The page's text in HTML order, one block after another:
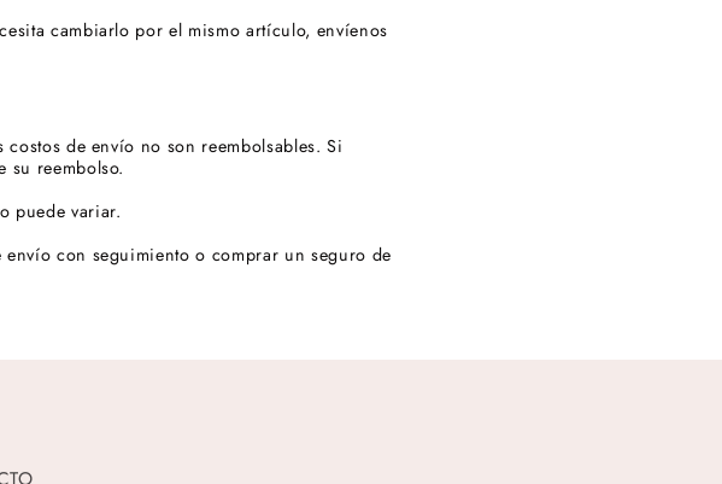
cambiarlo por el mismo artículo, envíenos
de envío no son reembolsables. Si
su reembolso.
puede variar.
con seguimiento o comprar un seguro de